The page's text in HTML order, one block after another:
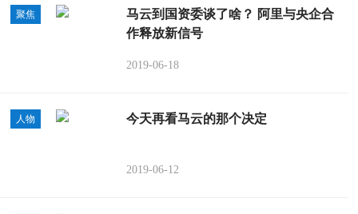
聚焦
马云到国资委谈了啥？ 阿里与央企合
作释放新信号
2019-06-18
人物 今天再看马云的那个决定
2019-06-12